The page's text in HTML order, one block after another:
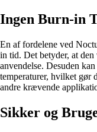
Ingen Burn-in
En af fordelene ved
in tid. Det betyder, at
anvendelse. Desuden
temperaturer, hvilket gør
andre krævende
Sikker og